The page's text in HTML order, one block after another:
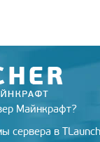
Майнкрафт?
сервера в